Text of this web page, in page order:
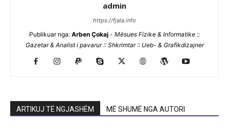
admin
https://fjala.info
Publikuar nga: Arben Çokaj - Mësues Fizike & Informatike ::
Gazetar & Analist i pavarur :: Shkrimtar :: Ueb- & Grafikdizajner
ARTIKUJ TË NGJASHËM MË SHUMË NGA AUTORI